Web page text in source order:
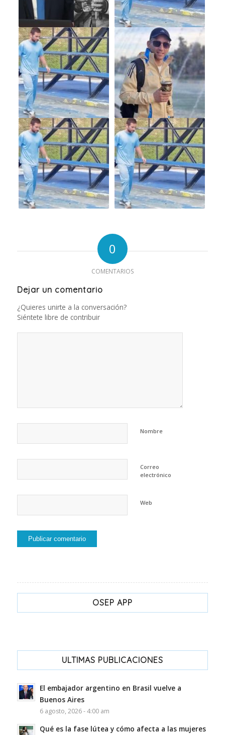
0
COMENTARIOS
Dejar un comentario
¿Quieres unirte a la conversación?
Siéntete libre de contribuir
Nombre
Correo
electrónico
Web
OSEP APP
ULTIMAS PUBLICACIONES
El embajador argentino en Brasil vuelve a
Buenos Aires
6 agosto, 2026 - 4:00 am
Qué es la fase lútea y cómo afecta a las mujeres